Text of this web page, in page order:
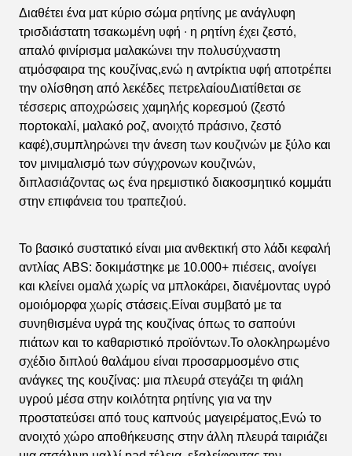
Διαθέτει ένα ματ κύριο σώμα ρητίνης με ανάγλυφη
τρισδιάστατη τσακωμένη υφή ∙ η ρητίνη έχει ζεστό,
απαλό φινίρισμα μαλακώνει την πολυσύχναστη
ατμόσφαιρα της κουζίνας,ενώ η αντρίκτια υφή αποτρέπει
την ολίσθηση από λεκέδες πετρελαίουΔιατίθεται σε
τέσσερις αποχρώσεις χαμηλής κορεσμού (ζεστό
πορτοκαλί, μαλακό ροζ, ανοιχτό πράσινο, ζεστό
καφέ),συμπληρώνει την άνεση των κουζινών με ξύλο και
τον μινιμαλισμό των σύγχρονων κουζινών,
διπλασιάζοντας ως ένα ηρεμιστικό διακοσμητικό κομμάτι
στην επιφάνεια του τραπεζιού.
Το βασικό συστατικό είναι μια ανθεκτική στο λάδι κεφαλή
αντλίας ABS: δοκιμάστηκε με 10.000+ πιέσεις, ανοίγει
και κλείνει ομαλά χωρίς να μπλοκάρει, διανέμοντας υγρό
ομοιόμορφα χωρίς στάσεις.Είναι συμβατό με τα
συνηθισμένα υγρά της κουζίνας όπως το σαπούνι
πιάτων και το καθαριστικό προϊόντων.Το ολοκληρωμένο
σχέδιο διπλού θαλάμου είναι προσαρμοσμένο στις
ανάγκες της κουζίνας: μια πλευρά στεγάζει τη φιάλη
υγρού μέσα στην κοιλότητα ρητίνης για να την
προστατεύσει από τους καπνούς μαγειρέματος,Ενώ το
ανοιχτό χώρο αποθήκευσης στην άλλη πλευρά ταιριάζει